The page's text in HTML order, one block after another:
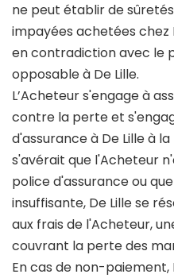
ne peut établir de
impayées achetées chez
en contradiction avec le
opposable à De Lille.
L’Acheteur s'engage à
contre la perte et
d'assurance à De Lille à
s'avérait que l'Acheteur
police d'assurance ou
insuffisante, De Lille se
aux frais de l'Acheteur,
couvrant la perte des
En cas de non-paiement,